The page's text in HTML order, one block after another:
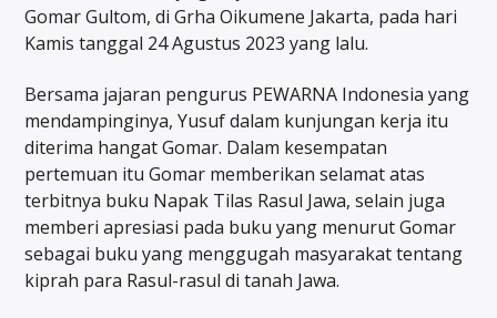
Gomar Gultom, di Grha Oikumene Jakarta, pada hari
Kamis tanggal 24 Agustus 2023 yang lalu.
Bersama jajaran pengurus PEWARNA Indonesia yang
mendampinginya, Yusuf dalam kunjungan kerja itu
diterima hangat Gomar. Dalam kesempatan
pertemuan itu Gomar memberikan selamat atas
terbitnya buku Napak Tilas Rasul Jawa, selain juga
memberi apresiasi pada buku yang menurut Gomar
sebagai buku yang menggugah masyarakat tentang
kiprah para Rasul-rasul di tanah Jawa.